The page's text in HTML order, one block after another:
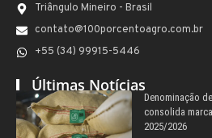
Triângulo Mineiro - Brasil
contato@100porcentoagro.com.br
+55 (34) 99915-5446
Últimas Notícias
Denominação
consolida
2025/2026